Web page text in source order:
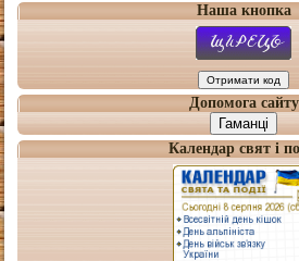
Наша кнопка
Допомога сайту
Гаманці
Календар свят і